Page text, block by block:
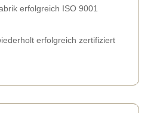
erfolgreich ISO 9001
erfolgreich zertifiziert